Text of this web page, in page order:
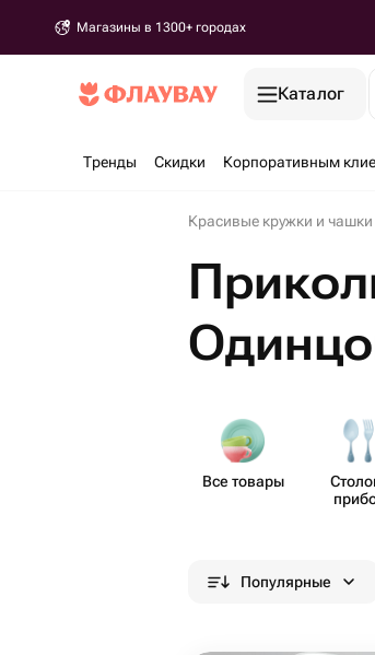
Магазины в 1300+ городах
Каталог
Тренды Скидки Корпоративным
Красивые кружки и
Все товары
Популярные